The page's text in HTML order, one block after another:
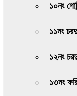
১০নং
১১নং
১২নং
১৩নং